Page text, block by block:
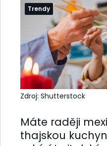
Trendy
Zdroj: Shutterstock
Máte raději
thajskou